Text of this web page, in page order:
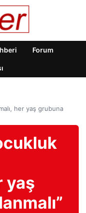
Forum
her yaş grubuna
yaş